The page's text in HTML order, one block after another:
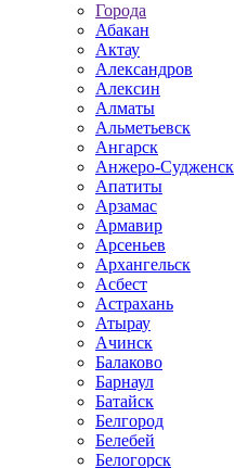
Города
Абакан
Актау
Александров
Алексин
Алматы
Альметьевск
Ангарск
Анжеро-Судженск
Апатиты
Арзамас
Армавир
Арсеньев
Архангельск
Асбест
Астрахань
Атырау
Ачинск
Балаково
Барнаул
Батайск
Белгород
Белебей
Белогорск